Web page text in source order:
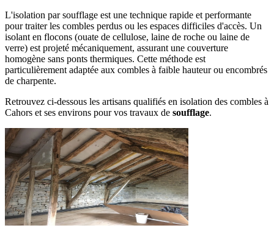
L'isolation par soufflage est une technique rapide et performante
pour traiter les combles perdus ou les espaces difficiles d'accès. Un
isolant en flocons (ouate de cellulose, laine de roche ou laine de
verre) est projeté mécaniquement, assurant une couverture
homogène sans ponts thermiques. Cette méthode est
particulièrement adaptée aux combles à faible hauteur ou encombrés
de charpente.
Retrouvez ci-dessous les artisans qualifiés en isolation des combles à
Cahors et ses environs pour vos travaux de soufflage.